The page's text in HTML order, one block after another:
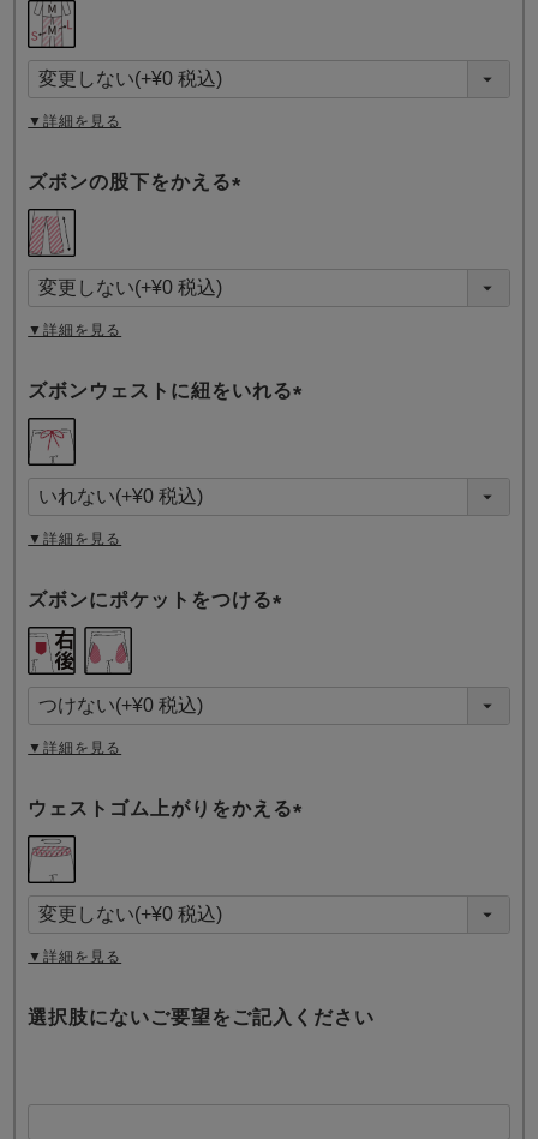
須
)
▼詳細を見る
ズボンの股下をかえる
須
)
▼詳細を見る
ズボンウェストに紐をいれる
須
)
▼詳細を見る
ズボンにポケットをつける
須
)
▼詳細を見る
ウェストゴム上がりをかえる
須
)
▼詳細を見る
選択肢にないご要望をご記入ください